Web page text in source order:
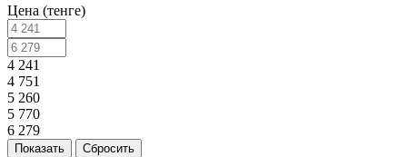
Цена (тенге)
4 241
4 751
5 260
5 770
6 279
Сбросить